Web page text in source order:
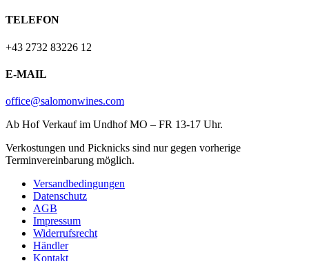
TELEFON
+43 2732 83226 12
E-MAIL
office@salomonwines.com
Ab Hof Verkauf im Undhof MO – FR 13-17 Uhr.
Verkostungen und Picknicks sind nur gegen vorherige
Terminvereinbarung möglich.
Versandbedingungen
Datenschutz
AGB
Impressum
Widerrufsrecht
Händler
Kontakt